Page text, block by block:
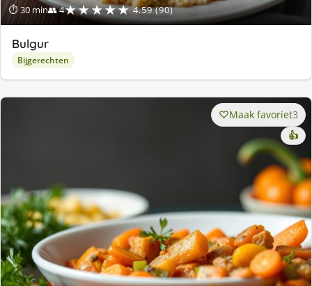
⏱ 30 min👥 4★★★★★ 4.59 (90)
Bulgur
Bijgerechten
Maak favoriet3
👍